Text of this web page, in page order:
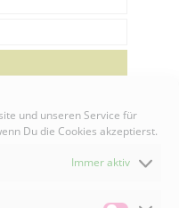
und unseren Service für
Du die Cookies akzeptierst.
Immer aktiv